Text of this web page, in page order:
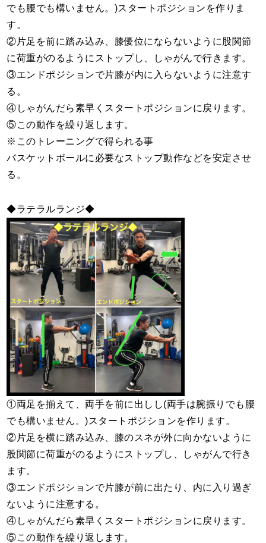
でも腰でも構いません。)スタートポジションを作りま
す。
②片足を前に踏み込み、膝優位にならないように股関節
に荷重がのるようにストップし、しゃがんで行きます。
③エンドポジションで片膝が内に入らないように注意す
る。
④しゃがんだら素早くスタートポジションに戻ります。
⑤この動作を繰り返します。
※このトレーニングで得られる事
バスケットボールに必要なストップ動作などを安定させ
る。
◆ラテラルランジ◆
①両足を揃えて、両手を前に出しし(両手は腕振りでも腰
でも構いません。)スタートポジションを作ります。
②片足を横に踏み込み、膝のスネが外に向かないように
股関節に荷重がのるようにストップし、しゃがんで行き
ます。
③エンドポジションで片膝が前に出たり、内に入り過ぎ
ないように注意する。
④しゃがんだら素早くスタートポジションに戻ります。
⑤この動作を繰り返します。